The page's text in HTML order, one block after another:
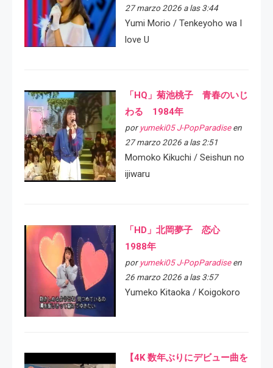
27 marzo 2026 a las 3:44
Yumi Morio / Tenkeyoho wa I
love U
「HQ」菊池桃子 青春のいじ
わる 1984年
por yumeki05 J-PopParadiseen
27 marzo 2026 a las 2:51
Momoko Kikuchi / Seishun no
ijiwaru
「HD」北岡夢子 恋心
1988年
por yumeki05 J-PopParadiseen
26 marzo 2026 a las 3:57
Yumeko Kitaoka / Koigokoro
【4K 数年ぶりにデビュー曲を